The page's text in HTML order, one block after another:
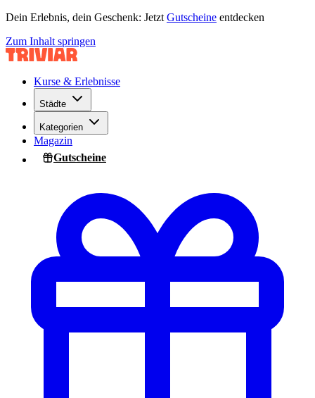
Dein Erlebnis, dein Geschenk: Jetzt Gutscheine entdecken
Zum Inhalt springen
Kurse & Erlebnisse
Städte
Kategorien
Magazin
Gutscheine